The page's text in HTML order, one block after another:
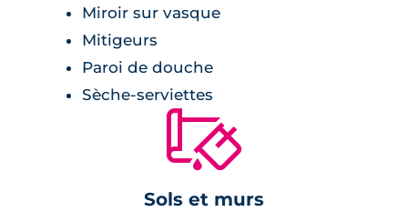
Miroir sur vasque
Mitigeurs
Paroi de douche
Sèche-serviettes
🔨
Sols et murs